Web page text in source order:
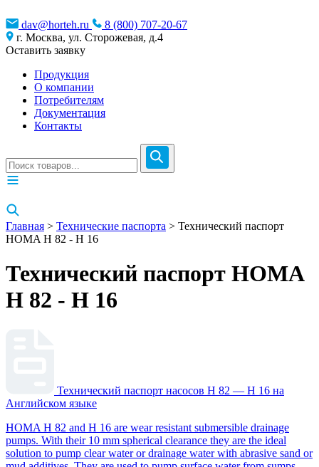
dav@horteh.ru
8 (800) 707-20-67
г. Москва, ул. Сторожевая, д.4
Оставить заявку
Продукция
О компании
Потребителям
Документация
Контакты
Главная > Технические паспорта > Технический паспорт
HOMA H 82 - H 16
Технический паспорт HOMA
H 82 - H 16
Технический паспорт насосов H 82 — H 16 на
Английском языке
HOMA H 82 and H 16 are wear resistant submersible drainage
pumps. With their 10 mm spherical clearance they are the ideal
solution to pump clear water or drainage water with abrasive sand or